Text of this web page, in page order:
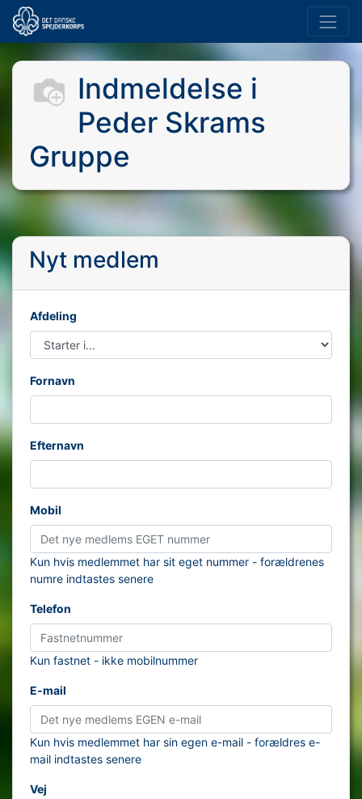
Indmeldelse i
Peder Skrams
Gruppe
Nyt medlem
Afdeling
Fornavn
Efternavn
Mobil
Kun hvis medlemmet har sit eget nummer - forældrenes
numre indtastes senere
Telefon
Kun fastnet - ikke mobilnummer
E-mail
Kun hvis medlemmet har sin egen e-mail - forældres e-
mail indtastes senere
Vej